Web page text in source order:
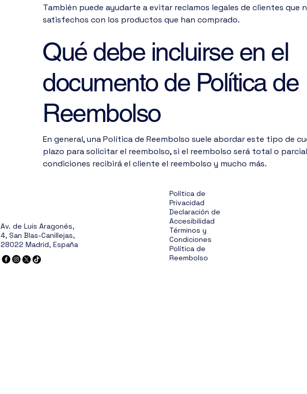
También puede ayudarte a evitar reclamos legales de clientes que
satisfechos con los productos que han comprado.
Qué debe incluirse en el
documento de Política de
Reembolso
En general, una Política de Reembolso suele abordar este tipo de
plazo para solicitar el reembolso, si el reembolso será total o
condiciones recibirá el cliente el reembolso y mucho más.
Av. de Luis Aragonés,
4, San Blas-Canillejas,
28022 Madrid, España
Política de
Privacidad
Declaración de
Accesibilidad
Términos y
Condiciones
Política de
Reembolso